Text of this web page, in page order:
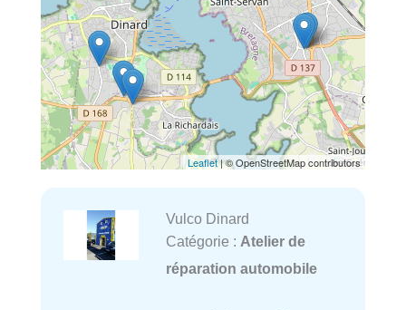
Leaflet| © OpenStreetMap contributors
Vulco Dinard
Catégorie : Atelier de
réparation automobile